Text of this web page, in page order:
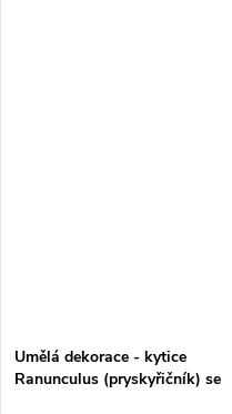
Umělá dekorace - kytice
Ranunculus (pryskyřičník) se